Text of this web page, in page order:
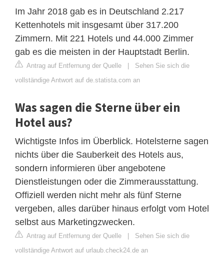
Im Jahr 2018 gab es in Deutschland 2.217
Kettenhotels mit insgesamt über 317.200
Zimmern. Mit 221 Hotels und 44.000 Zimmer
gab es die meisten in der Hauptstadt Berlin.
Antrag auf Entfernung der Quelle | Sehen Sie sich die
vollständige Antwort auf de.statista.com an
Was sagen die Sterne über ein
Hotel aus?
Wichtigste Infos im Überblick. Hotelsterne sagen
nichts über die Sauberkeit des Hotels aus,
sondern informieren über angebotene
Dienstleistungen oder die Zimmerausstattung.
Offiziell werden nicht mehr als fünf Sterne
vergeben, alles darüber hinaus erfolgt vom Hotel
selbst aus Marketingzwecken.
Antrag auf Entfernung der Quelle | Sehen Sie sich die
vollständige Antwort auf urlaub.check24.de an